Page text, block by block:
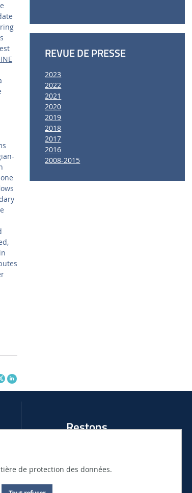
de protection des données.
REVUE DE PRESSE
2023
2022
2021
2020
2019
2018
2017
2016
2008-2015
Restons
ACTUALITÉS ET ÉVÉNEMENTS DU LHEEA